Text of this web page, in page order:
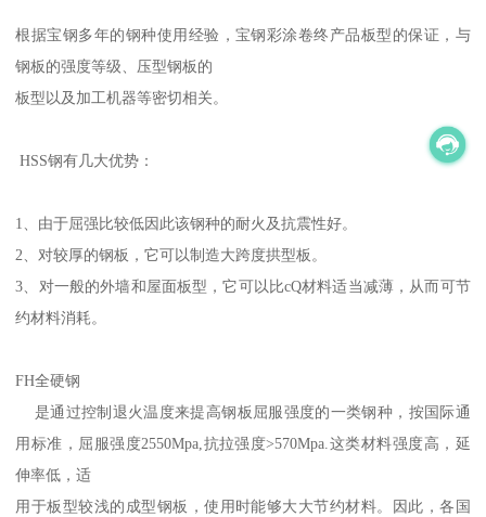
根据宝钢多年的钢种使用经验，宝钢彩涂卷终产品板型的保证，与
钢板的强度等级、压型钢板的
板型以及加工机器等密切相关。
HSS钢有几大优势：
1、由于屈强比较低因此该钢种的耐火及抗震性好。
2、对较厚的钢板，它可以制造大跨度拱型板。
3、对一般的外墙和屋面板型，它可以比cQ材料适当减薄，从而可节
约材料消耗。
FH全硬钢
是通过控制退火温度来提高钢板屈服强度的一类钢种，按国际通
用标准，屈服强度2550Mpa,抗拉强度>570Mpa.这类材料强度高，延
伸率低，适
用于板型较浅的成型钢板，使用时能够大大节约材料。因此，各国